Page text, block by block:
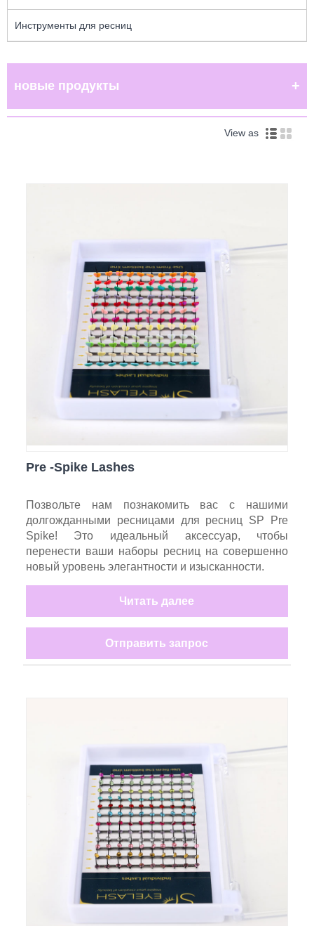
Инструменты для ресниц
новые продукты
View as
Pre -Spike Lashes
Позвольте нам познакомить вас с нашими
долгожданными ресницами для ресниц SP Pre
Spike! Это идеальный аксессуар, чтобы
перенести ваши наборы ресниц на совершенно
новый уровень элегантности и изысканности.
Читать далее
Отправить запрос